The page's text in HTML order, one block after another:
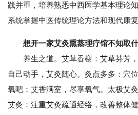
践并重，培养熟悉中西医学基本理论
系统掌握中医传统理论方法和现代康复
想开一家艾灸熏蒸理疗馆不知取
养生之道。艾草香榭：艾草芬芳，
自己动手，艾灸随心。灸点多多：穴
氧吧：艾香满室，尽享氧气。太极艾
艾灸：注重艾灸疏通经络，改善整体